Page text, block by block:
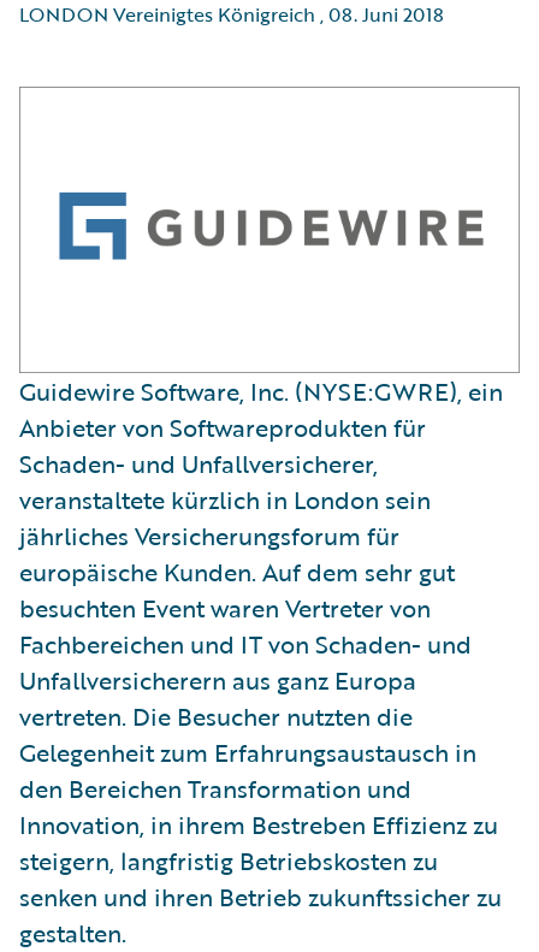
LONDON Vereinigtes Königreich ,08. Juni 2018
Guidewire Software, Inc. (NYSE:GWRE), ein
Anbieter von Softwareprodukten für
Schaden- und Unfallversicherer,
veranstaltete kürzlich in London sein
jährliches Versicherungsforum für
europäische Kunden. Auf dem sehr gut
besuchten Event waren Vertreter von
Fachbereichen und IT von Schaden- und
Unfallversicherern aus ganz Europa
vertreten. Die Besucher nutzten die
Gelegenheit zum Erfahrungsaustausch in
den Bereichen Transformation und
Innovation, in ihrem Bestreben Effizienz zu
steigern, langfristig Betriebskosten zu
senken und ihren Betrieb zukunftssicher zu
gestalten.